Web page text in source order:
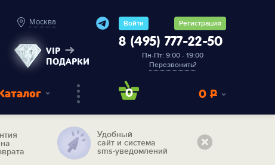
Москва
VIP
ПОДАРКИ
Войти Регистрация
8 (495) 777-22-50
Пн-Пт: 9:00 - 19:00
Перезвонить?
0 0 Р
Удобный
сайт и система
sms-уведомлений